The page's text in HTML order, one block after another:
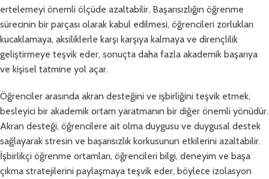
ertelemeyi önemli ölçüde azaltabilir. Başarısızlığın öğrenme
sürecinin bir parçası olarak kabul edilmesi, öğrencileri zorlukları
kucaklamaya, aksiliklerle karşı karşıya kalmaya ve dirençlilik
geliştirmeye teşvik eder, sonuçta daha fazla akademik başarıya
ve kişisel tatmine yol açar.
Öğrenciler arasında akran desteğini ve işbirliğini teşvik etmek,
besleyici bir akademik ortam yaratmanın bir diğer önemli yönüdür.
Akran desteği, öğrencilere ait olma duygusu ve duygusal destek
sağlayarak stresin ve başarısızlık korkusunun etkilerini azaltabilir.
İşbirlikçi öğrenme ortamları, öğrencileri bilgi, deneyim ve başa
çıkma stratejilerini paylaşmaya teşvik eder, böylece izolasyon